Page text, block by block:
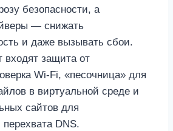
безопасности, а
— снижать
и даже вызывать сбои.
входят защита от
Wi-Fi, «песочница» для
в виртуальной среде и
сайтов для
DNS.